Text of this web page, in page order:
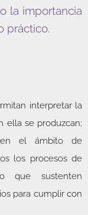
la importancia
práctico.
interpretar la
ella se produzcan;
en el ámbito de
los procesos de
que sustenten
para cumplir con